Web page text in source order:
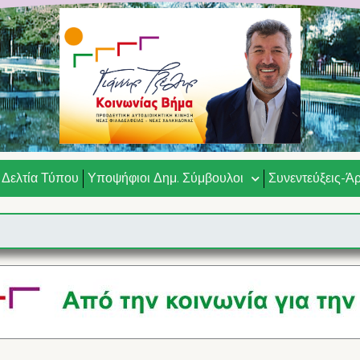
Δελτία Τύπου Υποψήφιοι Δημ. Σύμβουλοι Συνεντεύξεις-